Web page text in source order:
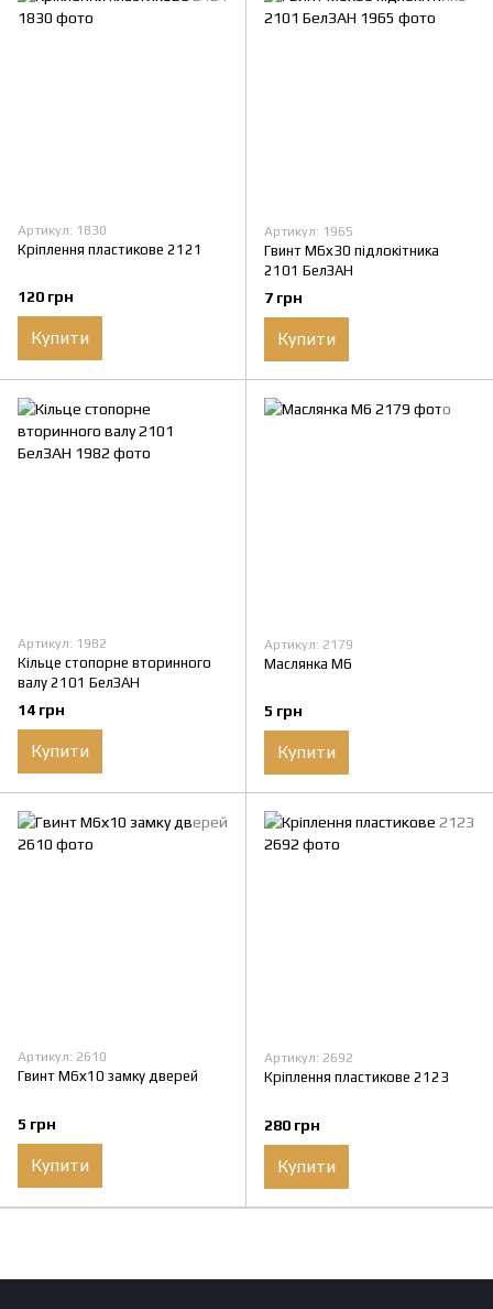
Артикул: 1830
Кріплення пластикове 2121
120 грн
Купити
Артикул: 1965
Гвинт М6х30 підлокітника
2101 БелЗАН
7 грн
Купити
Артикул: 1982
Кільце стопорне вторинного
валу 2101 БелЗАН
14 грн
Купити
Артикул: 2179
Маслянка М6
5 грн
Купити
Артикул: 2610
Гвинт М6х10 замку дверей
5 грн
Купити
Артикул: 2692
Кріплення пластикове 2123
280 грн
Купити